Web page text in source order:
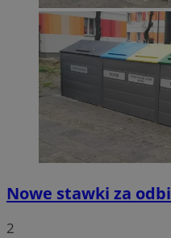
Nowe stawki za
2